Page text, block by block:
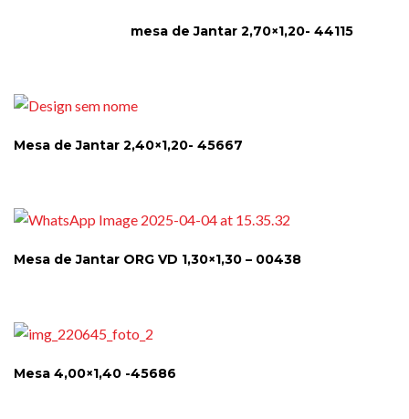
mesa de Jantar 2,70×1,20- 44115
Mesa de Jantar 2,40×1,20- 45667
Mesa de Jantar ORG VD 1,30×1,30 – 00438
Mesa 4,00×1,40 -45686